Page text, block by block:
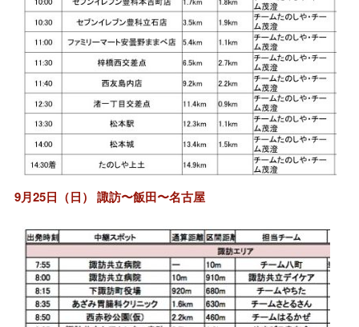
9月25日（日） 諏訪〜飯田〜名古屋